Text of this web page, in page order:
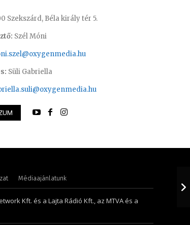
manager – 2015
Szekszárd, Béla király tér 5.
Szél Móni
Süli Gabriella
Médiaajánlatunk
Kft. és a Lajta Rádió Kft., az MTVA és a